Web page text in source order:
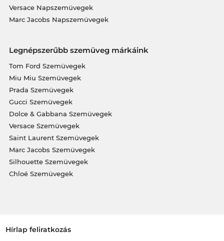
Versace Napszemüvegek
Marc Jacobs Napszemüvegek
Legnépszerűbb szemüveg márkáink
Tom Ford Szemüvegek
Miu Miu Szemüvegek
Prada Szemüvegek
Gucci Szemüvegek
Dolce & Gabbana Szemüvegek
Versace Szemüvegek
Saint Laurent Szemüvegek
Marc Jacobs Szemüvegek
Silhouette Szemüvegek
Chloé Szemüvegek
Hírlap feliratkozás